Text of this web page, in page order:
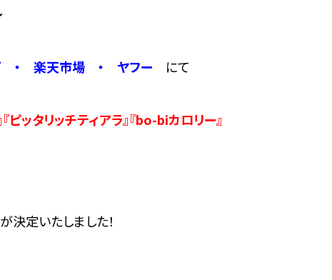
・ 楽天市場 ・ ヤフー にて
ピッタリッチティアラ』『bo-biカロリー』
定いたしました！